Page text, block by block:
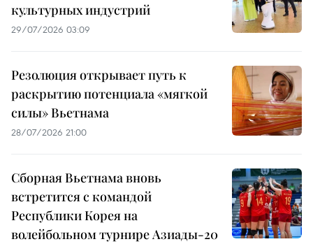
культурных индустрий
29/07/2026 03:09
Резолюция открывает путь к
раскрытию потенциала «мягкой
силы» Вьетнама
28/07/2026 21:00
Сборная Вьетнама вновь
встретится с командой
Республики Корея на
волейбольном турнире Азиады-20